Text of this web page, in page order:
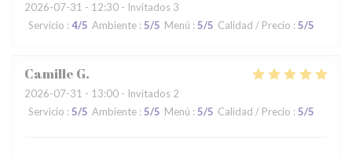
2026-07-31 - 12:30 - Invitados 3
Servicio : 4/5 Ambiente : 5/5 Menú : 5/5 Calidad / Precio : 5/5
Camille G
2026-07-31 - 13:00 - Invitados 2
Servicio : 5/5 Ambiente : 5/5 Menú : 5/5 Calidad / Precio : 5/5